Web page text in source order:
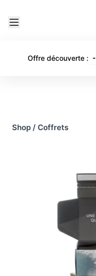
Offre découverte: -
Shop / Coffrets